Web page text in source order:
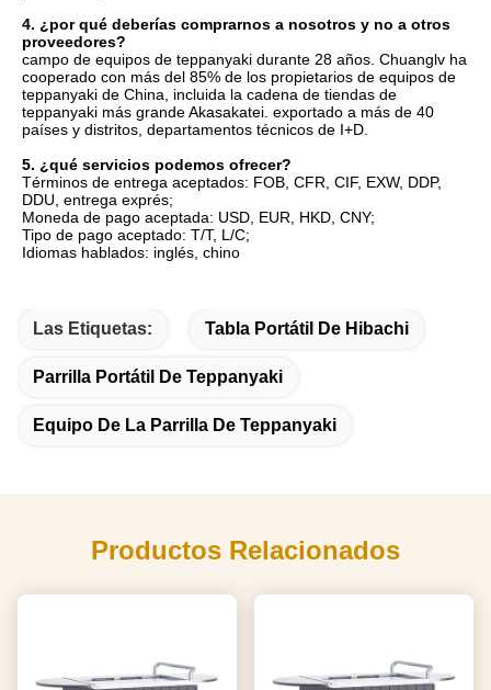
4. ¿por qué deberías comprarnos a nosotros y no a otros
proveedores?
campo de equipos de teppanyaki durante 28 años. Chuanglv ha
cooperado con más del 85% de los propietarios de equipos de
teppanyaki de China, incluida la cadena de tiendas de
teppanyaki más grande Akasakatei. exportado a más de 40
países y distritos, departamentos técnicos de I+D.
5. ¿qué servicios podemos ofrecer?
Términos de entrega aceptados: FOB, CFR, CIF, EXW, DDP,
DDU, entrega exprés;
Moneda de pago aceptada: USD, EUR, HKD, CNY;
Tipo de pago aceptado: T/T, L/C;
Idiomas hablados: inglés, chino
Las Etiquetas: Tabla Portátil De Hibachi
Parrilla Portátil De Teppanyaki
Equipo De La Parrilla De Teppanyaki
Productos Relacionados